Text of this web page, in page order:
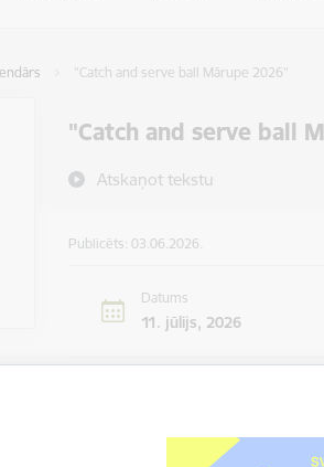
"Catch and serve ball Mārupe 2026"
"Catch and serve ball
Atskaņot tekstu
Publicēts: 03.06.2026.
Datums
11. jūlijs, 2026
11. jūlijā no plkst. 10.00 līdz